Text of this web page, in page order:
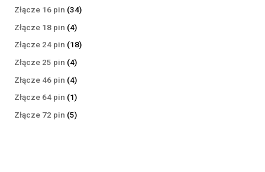
produkty
Złącze 16 pin 3434
Złącze 18 pin 44
produkty
Złącze 24 pin 1818
Złącze 25 pin 44
produkty
Złącze 46 pin 44
produkty
Złącze 64 pin 11
produkt
Złącze 72 pin 55